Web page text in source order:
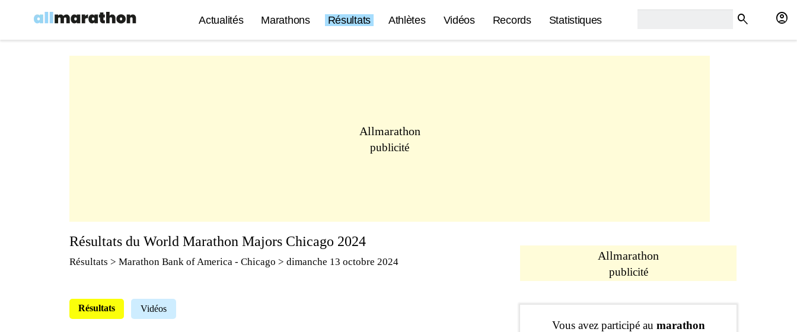
Actualités Marathons Résultats Athlètes Vidéos Records Statistiques search account_circle
Allmarathon
publicité
Résultats du World Marathon Majors Chicago 2024
Résultats > Marathon Bank of America - Chicago > dimanche 13 octobre 2024
Résultats Vidéos
Allmarathon
publicité
Vous avez participé au marathon